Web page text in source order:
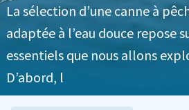
La sélection d’une canne à
adaptée à l’eau douce repose
essentiels que nous allons
D’abord, l